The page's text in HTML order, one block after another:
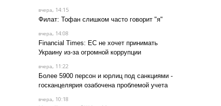
вчера, 14:15
Филат: Тофан слишком часто говорит "я"
вчера, 14:08
Financial Times: ЕС не хочет принимать
Украину из-за огромной коррупции
вчера, 11:22
Более 5900 персон и юрлиц под санкциями -
госканцелярия озабочена проблемой учета
вчера, 10:18